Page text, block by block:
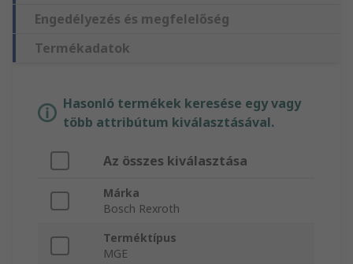
Engedélyezés és megfelelőség
Termékadatok
Hasonló termékek keresése egy vagy
több attribútum kiválasztásával.
Az összes kiválasztása
Márka
Bosch Rexroth
Terméktípus
MGE